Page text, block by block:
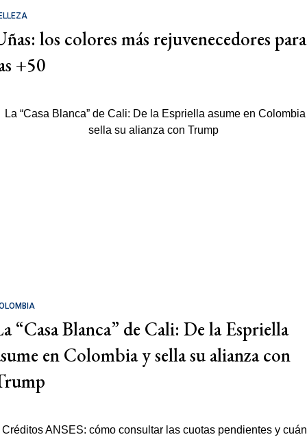
los colores más rejuvenecedores para
+50
“Casa Blanca” de Cali: De la Espriella
en Colombia y sella su alianza con